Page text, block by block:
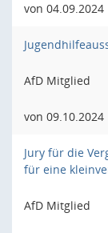
von 04.09.2024
AfD Mitglied
von 09.10.2024
Jury für die
für eine
AfD Mitglied